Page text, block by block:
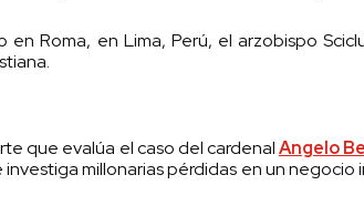
Roma, en Lima, Perú, el arzobispo
que evalúa el caso del cardenalAngelo
millonarias pérdidas en un negocio